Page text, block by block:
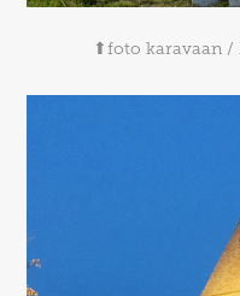
⬆foto karavaan /